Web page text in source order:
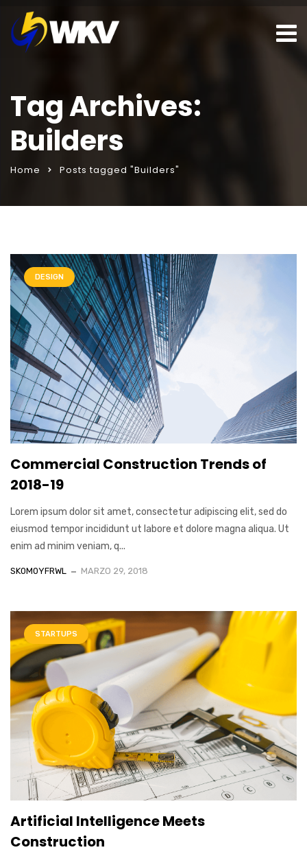
Tag Archives:
Builders
Home Posts tagged "Builders"
DESIGN
Commercial Construction Trends of
2018-19
Lorem ipsum dolor sit amet, consectetur adipiscing elit, sed do
eiusmod tempor incididunt ut labore et dolore magna aliqua. Ut
enim ad minim veniam, q...
SK0M0YFRWL MARZO 29, 2018
STARTUPS
Artificial Intelligence Meets
Construction